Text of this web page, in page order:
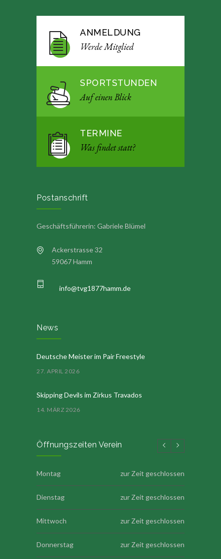
ANMELDUNG
Werde Mitglied
SPORTSTUNDEN
Auf einen Blick
TERMINE
Was findet statt?
Postanschrift
Geschäftsführerin: Gabriele Blümel
Ackerstrasse 32
59067 Hamm
info@tvg1877hamm.de
News
Deutsche Meister im Pair Freestyle
27. APRIL 2026
Skipping Devils im Zirkus Travados
14. MÄRZ 2026
Öffnungszeiten Verein
Montag zur Zeit geschlossen
Dienstag zur Zeit geschlossen
Mittwoch zur Zeit geschlossen
Donnerstag zur Zeit geschlossen